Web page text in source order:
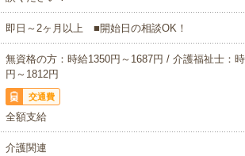
即日～2ヶ月以上 ■開始日の相談OK！
無資格の方：時給1350円～1687円 / 介護福祉士：
円～1812円
交通費
全額支給
介護関連